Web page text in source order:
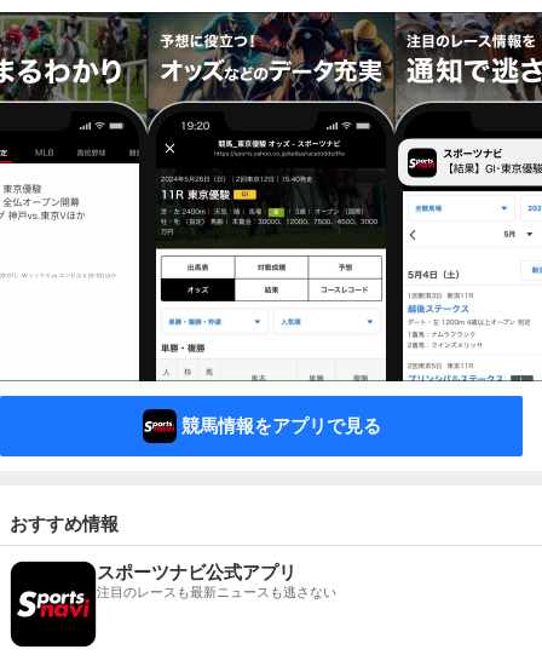
競馬情報をアプリで見る
おすすめ情報
スポーツナビ公式アプリ
注目のレースも最新ニュースも逃さない